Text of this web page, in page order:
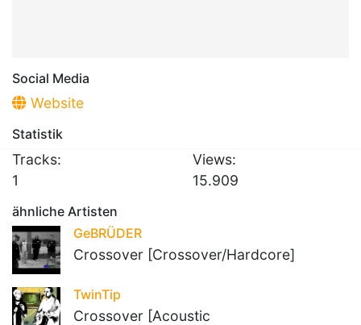
Social Media
Website
Statistik
Tracks:
1
Views:
15.909
ähnliche Artisten
GeBRÜDER
Crossover [Crossover/Hardcore]
TwinTip
Crossover [Acoustic